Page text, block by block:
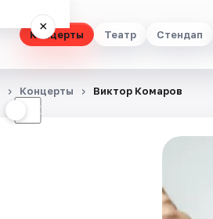
Концерты Театр Стендап
×
☾
Концерты Виктор Комаров